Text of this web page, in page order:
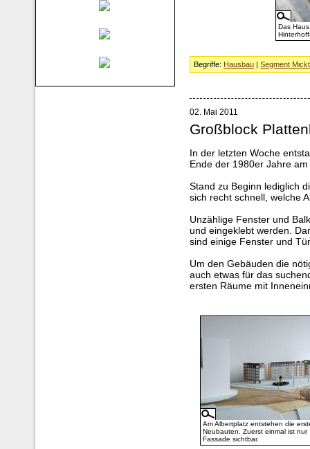
Das
Begriffe: Hausbau |Segment
02. Mai 2011
Großblock
In der letzten Woche
Ende der 1980er Jahre
Stand zu Beginn lediglich
sich recht schnell, welche
Unzählige Fenster und
und eingeklebt werden.
sind einige Fenster und
Um den Gebäuden die
auch etwas für das
ersten Räume mit
Am Albertplatz entstehen die
Neubauten. Zuerst einmal ist nur
Fassade sichtbar.